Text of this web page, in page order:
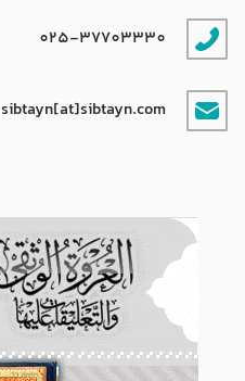
025-37703330
sibtayn[at]sibtayn.com